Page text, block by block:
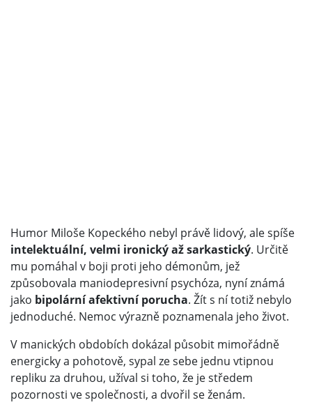
Humor Miloše Kopeckého nebyl právě lidový, ale spíše
intelektuální, velmi ironický až sarkastický. Určitě
mu pomáhal v boji proti jeho démonům, jež
způsobovala maniodepresivní psychóza, nyní známá
jako bipolární afektivní porucha. Žít s ní totiž nebylo
jednoduché. Nemoc výrazně poznamenala jeho život.
V manických obdobích dokázal působit mimořádně
energicky a pohotově, sypal ze sebe jednu vtipnou
repliku za druhou, užíval si toho, že je středem
pozornosti ve společnosti, a dvořil se ženám.